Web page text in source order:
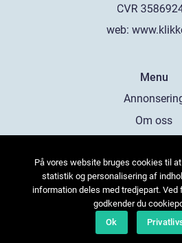
web:
Menu
Om oss
Kontakta
Sitemap
På vores website bruges cookies til
statistik og personalisering af
information deles med tredjepart.
godkender du
Ok